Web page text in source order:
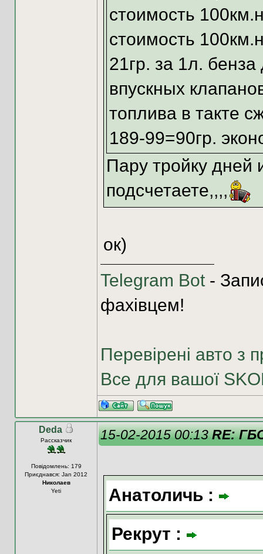
стоимость
стоимость
21гр. за 1л.
впускных
топлива в такте
189-99=90гр.
Пару тройку дней
подсчетаете,,,,
ок)
Telegram Bot-
фахівцем!
Перевірені авто з
Все для вашої
Deda
Рассказчик
Повідомлень: 179
Приєднався: Jan 2012
Николаев
Yeti
15-02-2015 00:13RE:
Анатоличь :
Рекрут :